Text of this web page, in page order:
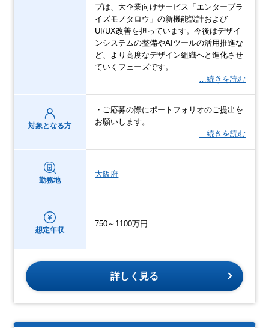
プは、大企業向けサービス「エンタープラ
イズモノタロウ」の新機能設計および
UI/UX改善を担っています。今後はデザイ
ンシステムの整備やAIツールの活用推進な
ど、より高度なデザイン組織へと進化させ
ていくフェーズです。
…続きを読む
対象となる方
・ご応募の際にポートフォリオのご提出を
お願いします。
…続きを読む
勤務地
大阪府
想定年収
750～1100万円
詳しく見る